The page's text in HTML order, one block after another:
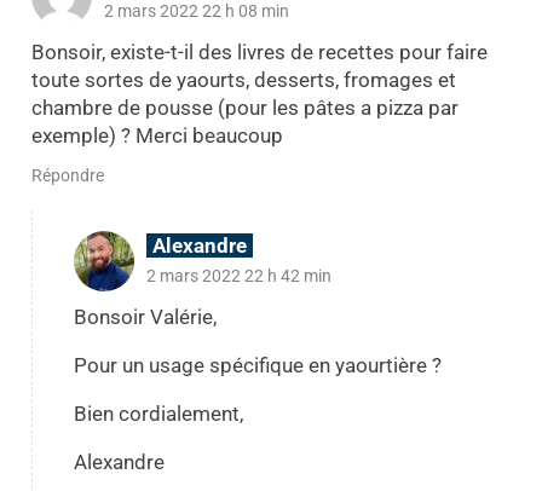
2 mars 2022 22 h 08 min
Bonsoir, existe-t-il des livres de recettes pour faire
toute sortes de yaourts, desserts, fromages et
chambre de pousse (pour les pâtes a pizza par
exemple) ? Merci beaucoup
Répondre
Alexandre
2 mars 2022 22 h 42 min
Bonsoir Valérie,
Pour un usage spécifique en yaourtière ?
Bien cordialement,
Alexandre